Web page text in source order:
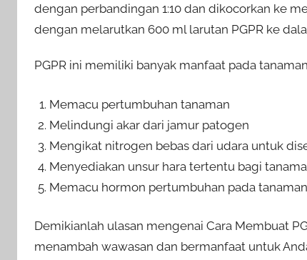
dengan perbandingan 1:10 dan dikocorkan ke
dengan melarutkan 600 ml larutan PGPR ke
PGPR ini memiliki banyak manfaat pada
Memacu pertumbuhan tanaman
Melindungi akar dari jamur patogen
Mengikat nitrogen bebas dari udara untuk
Menyediakan unsur hara tertentu bagi
Memacu hormon pertumbuhan pada tanaman
Demikianlah ulasan mengenai Cara Membuat
menambah wawasan dan bermanfaat untuk